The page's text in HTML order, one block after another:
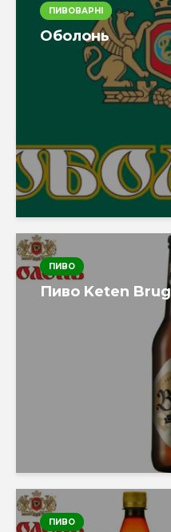
ПИВОВАРНІ
Оболонь
ПИВО
Пиво Keten
ПИВО